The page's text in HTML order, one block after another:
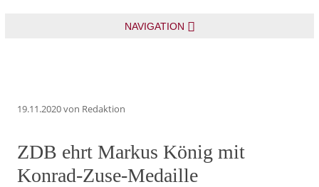
NAVIGATION
19.11.2020von Redaktion
ZDB ehrt Markus König mit
Konrad-Zuse-Medaille